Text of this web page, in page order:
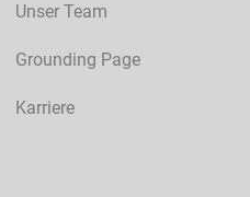
Unser Team
Grounding Page
Karriere